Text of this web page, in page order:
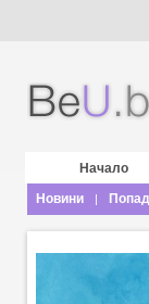
Начало
Новини |